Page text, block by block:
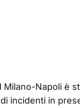
Milano-Napoli è
incidenti in